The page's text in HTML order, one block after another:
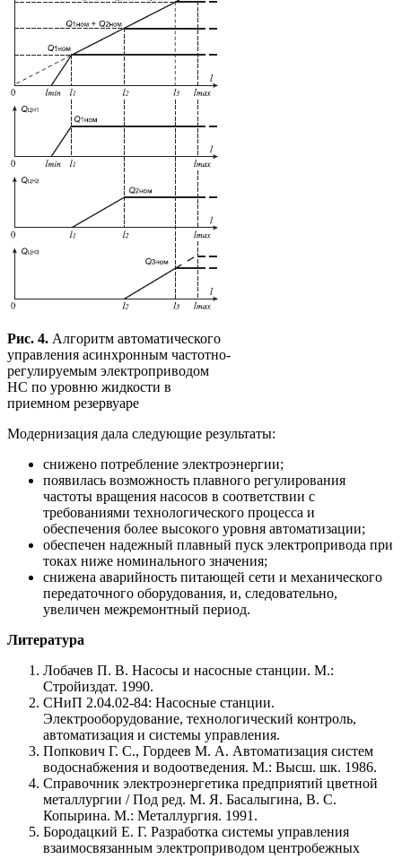
Рис. 4. Алгоритм автоматического
управления асинхронным частотно-
регулируемым электроприводом
НС по уровню жидкости в
приемном резервуаре
Модернизация дала следующие результаты:
снижено потребление электроэнергии;
появилась возможность плавного регулирования
частоты вращения насосов в соответствии с
требованиями технологического процесса и
обеспечения более высокого уровня автоматизации;
обеспечен надежный плавный пуск электропривода при
токах ниже номинального значения;
снижена аварийность питающей сети и механического
передаточного оборудования, и, следовательно,
увеличен межремонтный период.
Литература
Лобачев П. В. Насосы и насосные станции. М.:
Стройиздат. 1990.
СНиП 2.04.02-84: Насосные станции.
Электрооборудование, технологический контроль,
автоматизация и системы управления.
Попкович Г. С., Гордеев М. А. Автоматизация систем
водоснабжения и водоотведения. М.: Высш. шк. 1986.
Справочник электроэнергетика предприятий цветной
металлургии / Под ред. М. Я. Басалыгина, В. С.
Копырина. М.: Металлургия. 1991.
Бородацкий Е. Г. Разработка системы управления
взаимосвязанным электроприводом центробежных